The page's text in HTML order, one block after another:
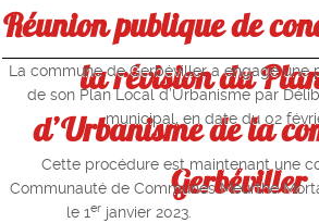
Réunion publique de
la révision du
d’Urbanisme de la
Gerbéviller
La commune de Gerbéviller a engagé une
de son Plan Local d’Urbanisme par
municipal, en date du 02
Cette procédure est maintenant une
Communauté de Communes Meurthe
le 1er janvier 2023.